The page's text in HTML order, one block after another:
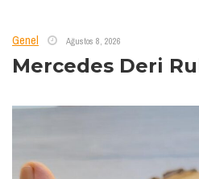
Genel Ağustos 8, 2026
Mercedes Deri